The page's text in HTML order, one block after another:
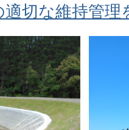
適切な維持管